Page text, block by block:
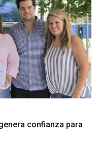
confianza para